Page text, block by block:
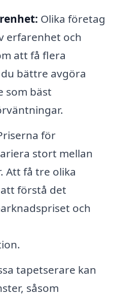
Olika företag
erfarenhet och
att få flera
bättre avgöra
som bäst
för
stort mellan
Att få tre olika
förstå det
och
tapetserare kan
såsom